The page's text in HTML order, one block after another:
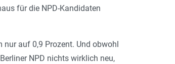
für die NPD-Kandidaten
auf 0,9 Prozent. Und obwohl
NPD nichts wirklich neu,